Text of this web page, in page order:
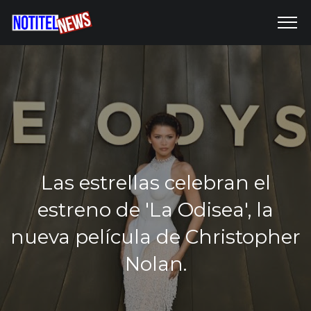
Las estrellas celebran el
estreno de 'La Odisea', la
nueva película de Christopher
Nolan.